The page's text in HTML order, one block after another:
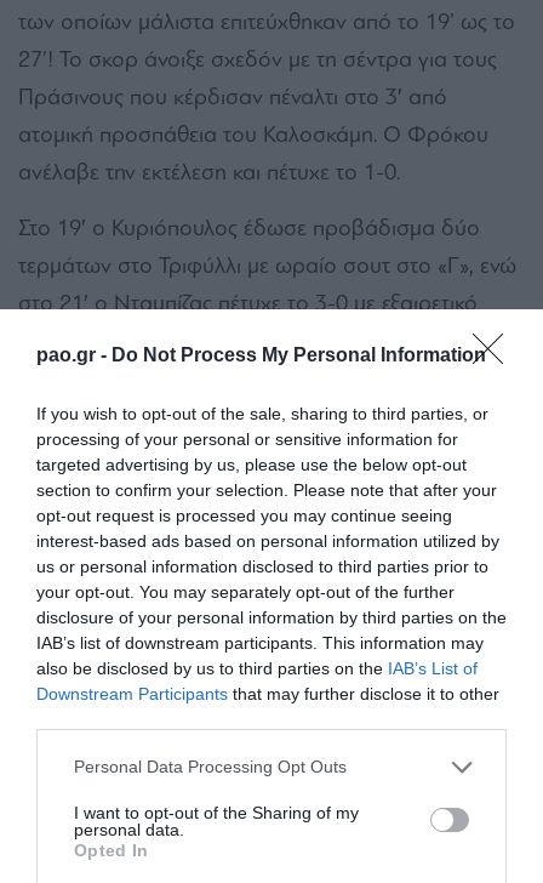
pao.gr - Do Not Process My Personal Information
If you wish to opt-out of the sale, sharing to third parties, or
processing of your personal or sensitive information for
targeted advertising by us, please use the below opt-out
section to confirm your selection. Please note that after your
opt-out request is processed you may continue seeing
interest-based ads based on personal information utilized by
us or personal information disclosed to third parties prior to
your opt-out. You may separately opt-out of the further
disclosure of your personal information by third parties on the
IAB’s list of downstream participants. This information may
also be disclosed by us to third parties on the IAB’s List of
Downstream Participants that may further disclose it to other
Please note that this website/app uses one or more Google
not limited to your visit or usage behaviour. You may click to
grant or deny consent to Google and its third-party tags to
use your data for below specified purposes in below Google
Personal Data Processing Opt Outs
I want to opt-out of the Sharing of my
personal data.
Opted In
των οποίων μάλιστα επιτεύχθηκαν από το 19’ ως το
27’! Το σκορ άνοιξε σχεδόν με τη σέντρα για τους
Πράσινους που κέρδισαν πέναλτι στο 3′ από
ατομική προσπάθεια του Καλοσκάμη. Ο Φρόκου
ανέλαβε την εκτέλεση και πέτυχε το 1-0.
Στο 19′ ο Κυριόπουλος έδωσε προβάδισμα δύο
τερμάτων στο Τριφύλλι με ωραίο σουτ στο «Γ», ενώ
στο 21′ ο Νταμπίζας πέτυχε το 3-0 με εξαιρετικό
πλασέ πάνω απ’ τον τερματοφύλακα μετά από πάσα
πάλι με εύστοχη εκτέλεση πέναλτι του Φρόκου (το
κέρδισε ο Κυριόπουλος από ατομική προσπάθεια).
Το μόνο που μπόρεσε να κάνει ο Αστέρας ήταν να
μειώσει στο 35′, ενώ έχασε και πέναλτι στο 56′. Απ’
την πλευρά τους οι Πράσινοι, κατά διαστήματα
έπαιξαν εξαιρετικό ποδόσφαιρο και είχαν τις
ευκαιρίες για να πετύχουν μια ευρύτερη νίκη. Είχαν
δοκάρι με τον Καλοσκάμη στο 43′ και σημαντικές
φάσεις με τον Παυλάκη στο 29′, τον Βολάκη στο
32’και ξανά τον Καλοσκάμη στο 67′.
Παναθηναϊκός: Λίλο, Τσεβάς, Παυλάκης,
Προδρομίτης, Κάτρης (75′ Ποπιέλα), Φρόκου,